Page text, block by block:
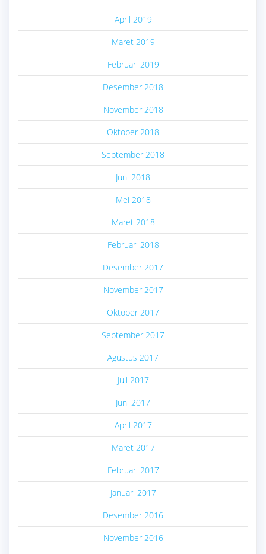
April 2019
Maret 2019
Februari 2019
Desember 2018
November 2018
Oktober 2018
September 2018
Juni 2018
Mei 2018
Maret 2018
Februari 2018
Desember 2017
November 2017
Oktober 2017
September 2017
Agustus 2017
Juli 2017
Juni 2017
April 2017
Maret 2017
Februari 2017
Januari 2017
Desember 2016
November 2016